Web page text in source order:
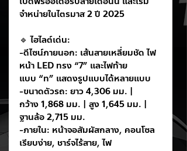
จำหน่ายในไตรมาส 2 ปี 2025
🔹 ไฮไลต์เด่น:
-ดีไซน์ภายนอก: เส้นสายเหลี่ยมชัด ไฟ
หน้า LED ทรง “7” และไฟท้าย
แบบ “n” แสดงรูปแบบได้หลายแบบ
-ขนาดตัวรถ: ยาว 4,306 มม. |
กว้าง 1,868 มม. | สูง 1,645 มม. |
ฐานล้อ 2,715 มม.
-ภายใน: หน้าจอสัมผัสกลาง, คอนโซล
เรียบง่าย, ชาร์จไร้สาย, ไฟ